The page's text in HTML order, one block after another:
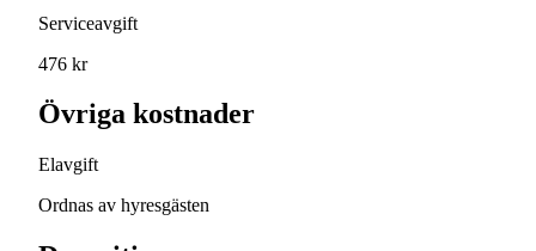
Serviceavgift
476 kr
Övriga kostnader
Elavgift
Ordnas av hyresgästen